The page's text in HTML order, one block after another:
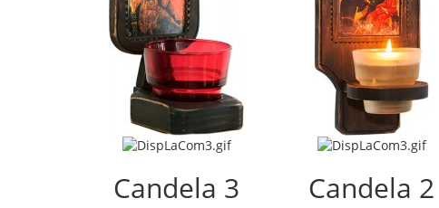
Candela 3 Candela 2